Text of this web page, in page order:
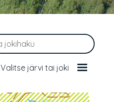
Valitse järvi tai joki